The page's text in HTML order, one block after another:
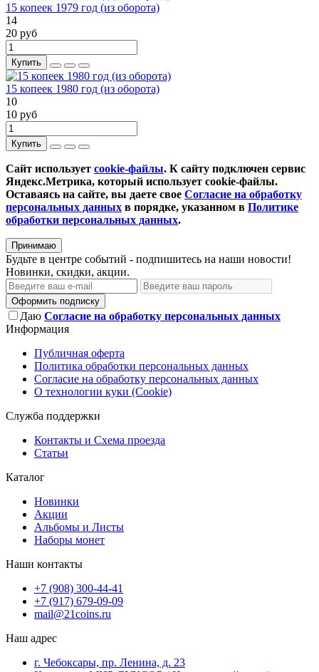
15 копеек 1979 год (из оборота)
14
20 руб
Купить
15 копеек 1980 год (из оборота)
10
10 руб
Купить
Сайт использует cookie-файлы. К cайту подключен сервис
Яндекс.Метрика, который использует cookie-файлы.
Оставаясь на сайте, вы даете свое Согласие на обработку
персональных данных в порядке, указанном в Политике
обработки персональных данных.
Принимаю
Будьте в центре событий - подпишитесь на наши новости!
Новинки, скидки, акции.
Оформить подписку
Даю Согласие на обработку персональных данных
Информация
Публичная оферта
Политика обработки персональных данных
Согласие на обработку персональных данных
О технологии куки (Cookie)
Служба поддержки
Контакты и Схема проезда
Статьи
Каталог
Новинки
Акции
Альбомы и Листы
Наборы монет
Наши контакты
+7 (908) 300-44-41
+7 (917) 679-09-09
mail@21coins.ru
Наш адрес
г. Чебоксары, пр. Ленина, д. 23